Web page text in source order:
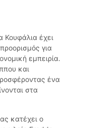
Κουφάλια έχει
για
εμπειρία.
και
ένα
στα
κατέχει ο